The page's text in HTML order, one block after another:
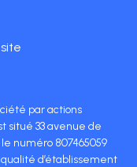
par actions
situé 33 avenue de
numéro 807465059
qualité d’établissement